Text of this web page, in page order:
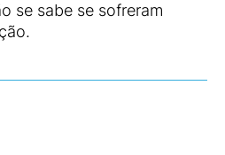
se sabe se sofreram